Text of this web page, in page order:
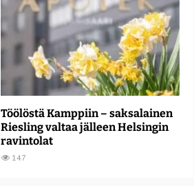
Töölöstä Kamppiin – saksalainen
Riesling valtaa jälleen Helsingin
ravintolat
147